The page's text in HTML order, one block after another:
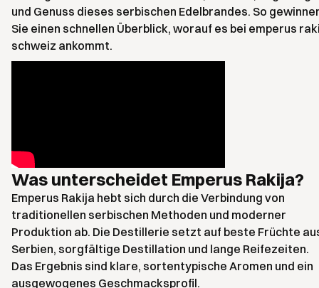
und Genuss dieses serbischen Edelbrandes. So
Sie einen schnellen Überblick, worauf es bei emperus
schweiz ankommt.
Was unterscheidet Emperus Rakija?
Emperus Rakija hebt sich durch die Verbindung von
traditionellen serbischen Methoden und moderner
Produktion ab. Die Destillerie setzt auf beste Früchte
Serbien, sorgfältige Destillation und lange Reifezeiten.
Das Ergebnis sind klare, sortentypische Aromen und ein
ausgewogenes Geschmacksprofil.